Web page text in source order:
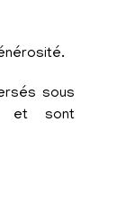
sous
et sont